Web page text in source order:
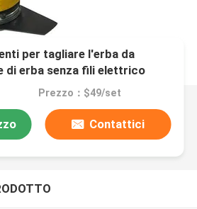
per tagliare l'erba da
di erba senza fili elettrico
Prezzo：$49/set
Contattici